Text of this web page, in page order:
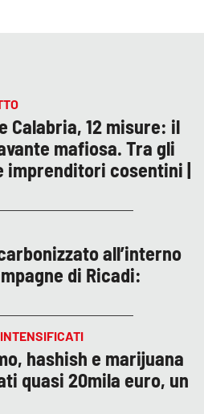
Calabria, 12 misure: il
mafiosa. Tra gli
imprenditori cosentini |
all’interno
di Ricadi:
hashish e marijuana
quasi 20mila euro, un